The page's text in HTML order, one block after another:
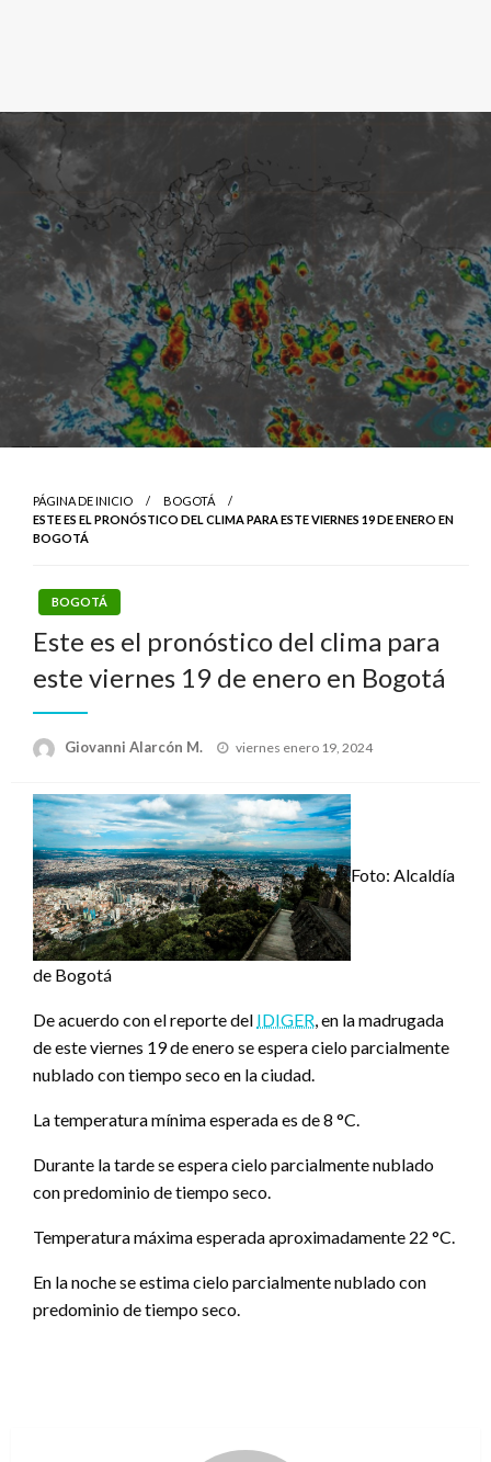
PÁGINA DE INICIO
BOGOTÁ
ESTE ES EL PRONÓSTICO DEL CLIMA PARA ESTE VIERNES 19 DE ENERO EN
BOGOTÁ
BOGOTÁ
Este es el pronóstico del clima para
este viernes 19 de enero en Bogotá
Giovanni Alarcón M.
Publicado
viernes enero 19, 2024
Foto: Alcaldía
de Bogotá
De acuerdo con el reporte del IDIGER , en la madrugada
de este viernes 19 de enero se espera cielo parcialmente
nublado con tiempo seco en la ciudad.
La temperatura mínima esperada es de 8 °C.
Durante la tarde se espera cielo parcialmente nublado
con predominio de tiempo seco.
Temperatura máxima esperada aproximadamente 22 °C.
En la noche se estima cielo parcialmente nublado con
predominio de tiempo seco.